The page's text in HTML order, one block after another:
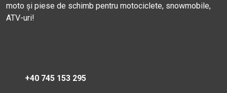
moto și piese de schimb pentru motociclete, snowmobile,
ATV-uri!
+40 745 153 295